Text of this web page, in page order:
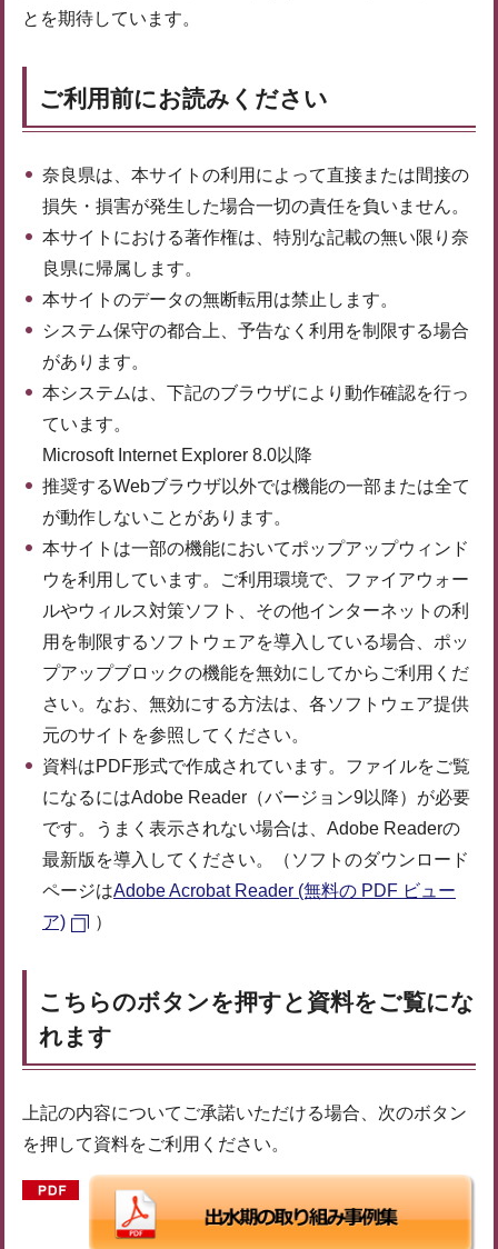
とを期待しています。
ご利用前にお読みください
奈良県は、本サイトの利用によって直接または間接の
損失・損害が発生した場合一切の責任を負いません。
本サイトにおける著作権は、特別な記載の無い限り奈
良県に帰属します。
本サイトのデータの無断転用は禁止します。
システム保守の都合上、予告なく利用を制限する場合
があります。
本システムは、下記のブラウザにより動作確認を行っ
ています。
Microsoft Internet Explorer 8.0以降
推奨するWebブラウザ以外では機能の一部または全て
が動作しないことがあります。
本サイトは一部の機能においてポップアップウィンド
ウを利用しています。ご利用環境で、ファイアウォー
ルやウィルス対策ソフト、その他インターネットの利
用を制限するソフトウェアを導入している場合、ポッ
プアップブロックの機能を無効にしてからご利用くだ
さい。なお、無効にする方法は、各ソフトウェア提供
元のサイトを参照してください。
資料はPDF形式で作成されています。ファイルをご覧
になるにはAdobe Reader（バージョン9以降）が必要
です。うまく表示されない場合は、Adobe Readerの
最新版を導入してください。（ソフトのダウンロード
ページはAdobe Acrobat Reader (無料の PDF ビュー
ア)
）
こちらのボタンを押すと資料をご覧にな
れます
上記の内容についてご承諾いただける場合、次のボタン
を押して資料をご利用ください。